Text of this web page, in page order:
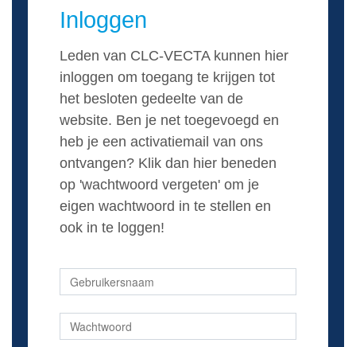
Inloggen
Leden van CLC-VECTA kunnen hier
inloggen om toegang te krijgen tot
het besloten gedeelte van de
website. Ben je net toegevoegd en
heb je een activatiemail van ons
ontvangen? Klik dan hier beneden
op 'wachtwoord vergeten' om je
eigen wachtwoord in te stellen en
ook in te loggen!